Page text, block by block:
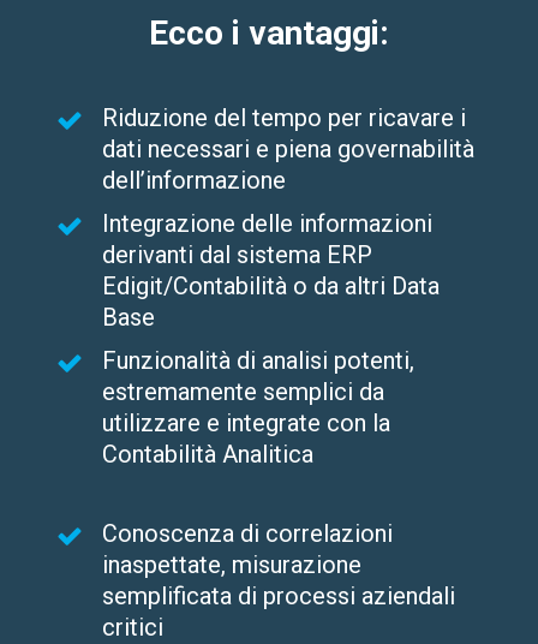
Ecco i vantaggi:
Riduzione del tempo per ricavare i
dati necessari e piena governabilità
dell’informazione
Integrazione delle informazioni
derivanti dal sistema ERP
Edigit/Contabilità o da altri Data
Base
Funzionalità di analisi potenti,
estremamente semplici da
utilizzare e integrate con la
Contabilità Analitica
Conoscenza di correlazioni
inaspettate, misurazione
semplificata di processi aziendali
critici